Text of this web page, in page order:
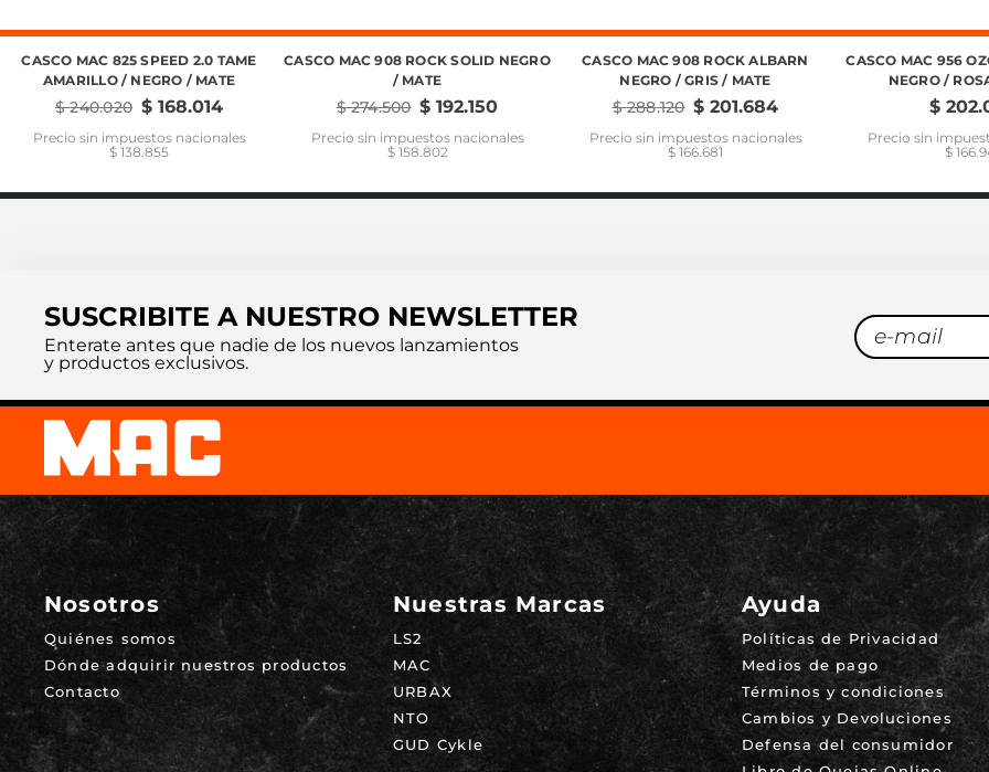
CASCO MAC 825 SPEED 2.0 TAME
AMARILLO / NEGRO / MATE
$ 240.020 $ 168.014
Precio sin impuestos nacionales
$ 138.855
CASCO MAC 908 ROCK SOLID NEGRO
/ MATE
$ 274.500 $ 192.150
Precio sin impuestos nacionales
$ 158.802
CASCO MAC 908 ROCK ALBARN
NEGRO / GRIS / MATE
$ 288.120 $ 201.684
Precio sin impuestos nacionales
$ 166.681
CASCO MAC 956
NEGRO /
$ 202.
Precio sin
$
SUSCRIBITE A NUESTRO NEWSLETTER
Enterate antes que nadie de los nuevos lanzamientos
y productos exclusivos.
Nosotros
Quiénes somos
Dónde adquirir nuestros productos
Contacto
Nuestras Marcas
LS2
MAC
URBAX
NTO
GUD Cykle
Ayuda
Políticas de Privacidad
Medios de pago
Términos y condiciones
Cambios y Devoluciones
Defensa del consumidor